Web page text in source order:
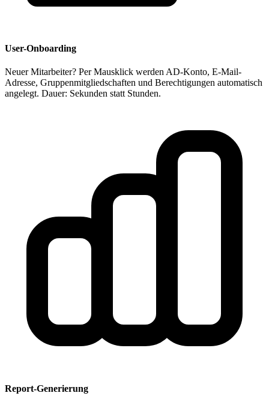
User-Onboarding
Neuer Mitarbeiter? Per Mausklick werden AD-Konto, E-Mail-
Adresse, Gruppenmitgliedschaften und Berechtigungen automatisch
angelegt. Dauer: Sekunden statt Stunden.
Report-Generierung